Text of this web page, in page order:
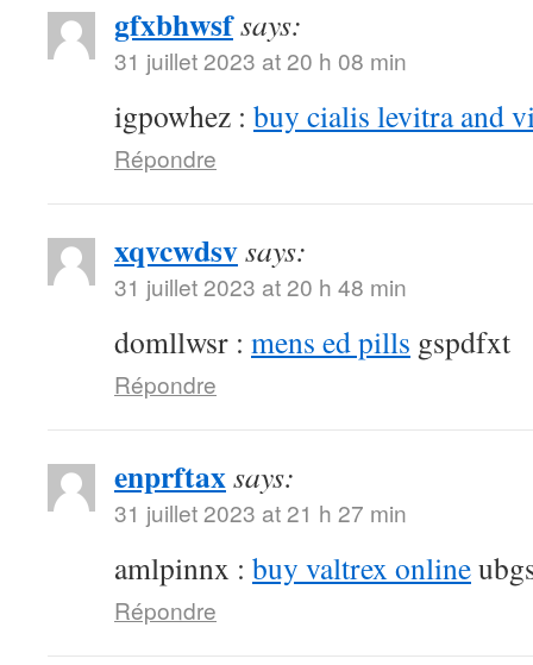
gfxbhwsfsays:
31 juillet 2023 at 20 h 08 min
igpowhez : buy cialis levitra and
Répondre
xqvcwdsvsays:
31 juillet 2023 at 20 h 48 min
domllwsr : mens ed pills gspdfxt
Répondre
enprftaxsays:
31 juillet 2023 at 21 h 27 min
amlpinnx : buy valtrex online
Répondre